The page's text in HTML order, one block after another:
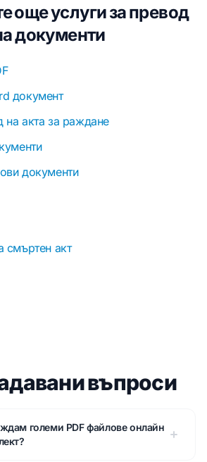
още услуги за превод
документи
документ
на акта за раждане
документи
смъртен акт
въпроси
големи PDF файлове онлайн